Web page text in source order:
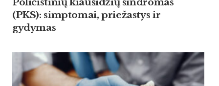
Policistinių kiaušidžių sindromas
(PKS): simptomai, priežastys ir
gydymas